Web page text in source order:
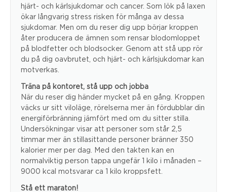
hjärt- och kärlsjukdomar och cancer. Som lök på laxen
ökar långvarig stress risken för många av dessa
sjukdomar. Men om du reser dig upp börjar kroppen
åter producera de ämnen som rensar blodomloppet
på blodfetter och blodsocker. Genom att stå upp rör
du på dig oavbrutet, och hjärt- och kärlsjukdomar kan
motverkas.
Träna på kontoret, stå upp och jobba
När du reser dig händer mycket på en gång. Kroppen
väcks ur sitt viloläge, rörelserna mer än fördubblar din
energiförbränning jämfört med om du sitter stilla.
Undersökningar visar att personer som står 2,5
timmar mer än stillasittande personer bränner 350
kalorier mer per dag. Med den takten kan en
normalviktig person tappa ungefär 1 kilo i månaden –
9000 kcal motsvarar ca 1 kilo kroppsfett.
Stå ett maraton!